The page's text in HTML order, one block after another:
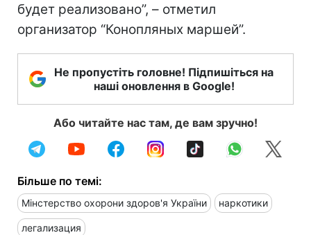
будет реализовано”, – отметил
организатор “Конопляных маршей”.
Не пропустіть головне! Підпишіться на
наші оновлення в Google!
Або читайте нас там, де вам зручно!
Більше по темі:
Мінстерство охорони здоров'я України наркотики
легализация